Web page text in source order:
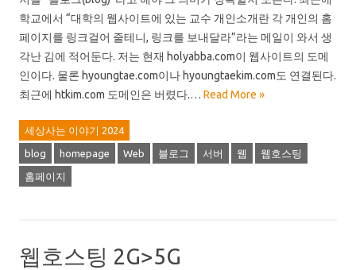
학교에서 “대학의 웹사이트에 있는 교수 개인소개란 각 개인의 홈
페이지를 링크걸어 줄테니, 링크를 보내달라”라는 메일이 와서 생
각난 김에 적어둔다. 저는 현재 holyabba.com이 웹사이트의 도메
인이다. 물론 hyoungtae.com이나 hyoungtaekim.com도 연결된다.
최근에 htkim.com 도메인은 버렸다.… Read More »
세상사는 이야기 2024
blog homepage Web 블로그 서버 웹 웹호스팅
홈페이지
웹호스팅 2G>5G